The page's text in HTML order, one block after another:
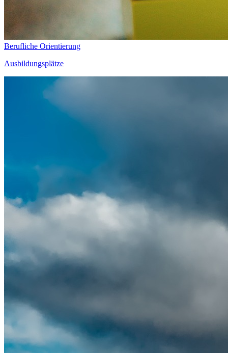
Berufliche Orientierung
Ausbildungsplätze